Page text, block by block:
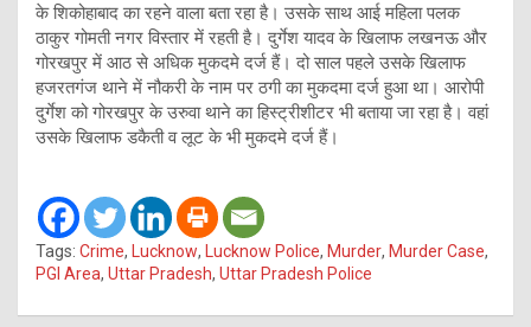
के शिकोहाबाद का रहने वाला बता रहा है। उसके साथ आई महिला पलक
ठाकुर गोमती नगर विस्तार में रहती है। दुर्गेश यादव के खिलाफ लखनऊ और
गोरखपुर में आठ से अधिक मुकदमे दर्ज हैं। दो साल पहले उसके खिलाफ
हजरतगंज थाने में नौकरी के नाम पर ठगी का मुकदमा दर्ज हुआ था। आरोपी
दुर्गेश को गोरखपुर के उरुवा थाने का हिस्ट्रीशीटर भी बताया जा रहा है। वहां
उसके खिलाफ डकैती व लूट के भी मुकदमे दर्ज हैं।
Tags: Crime, Lucknow, Lucknow Police, Murder, Murder Case,
PGI Area, Uttar Pradesh, Uttar Pradesh Police